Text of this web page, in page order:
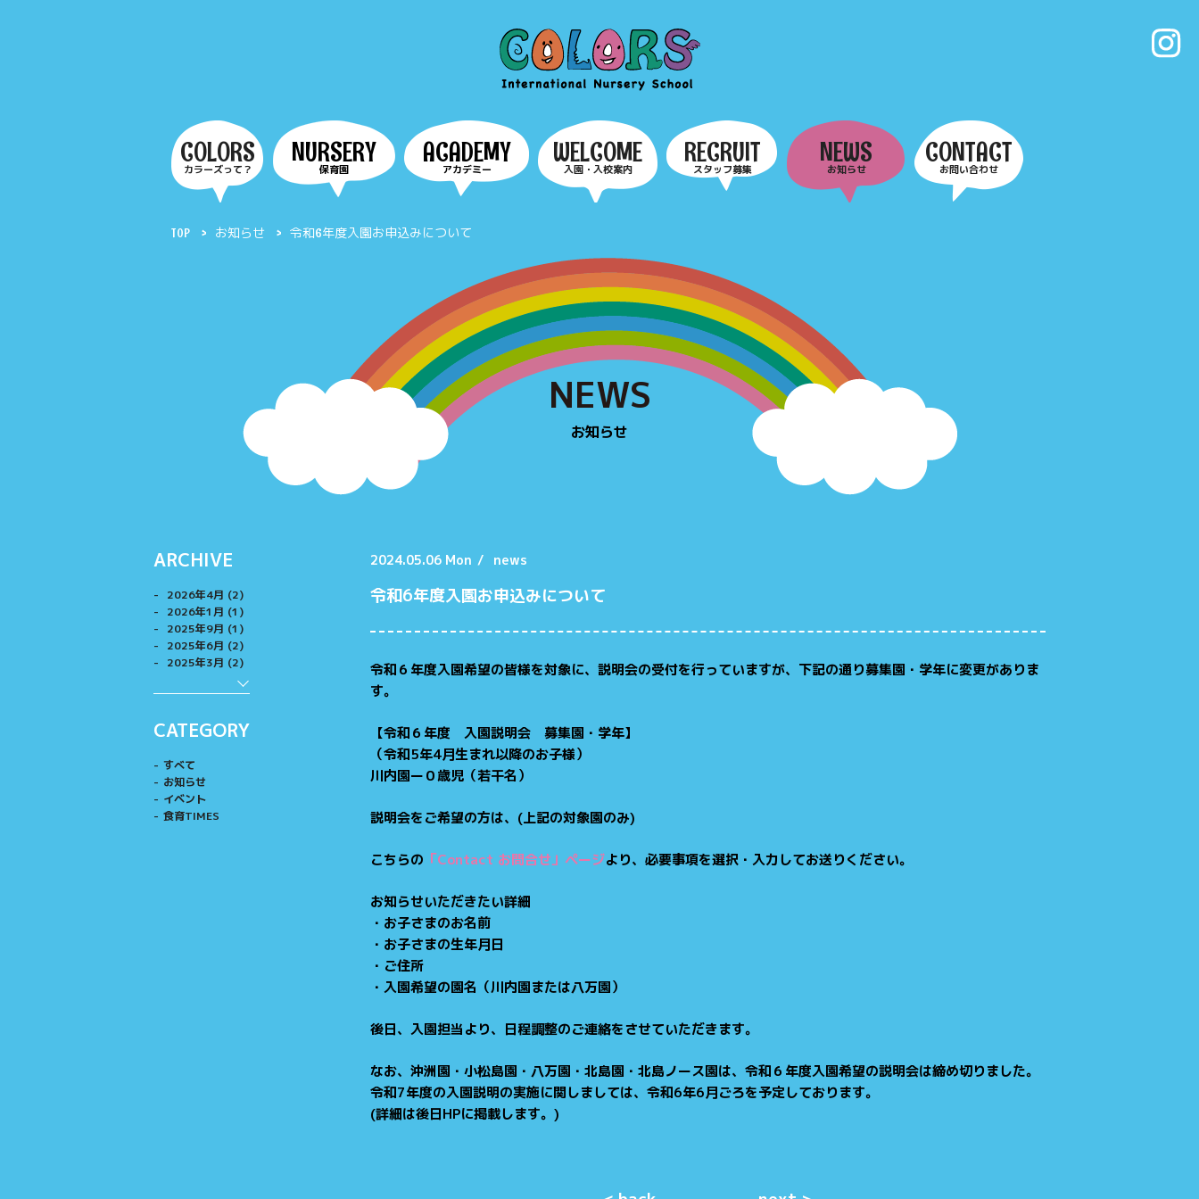
COLORS
カラーズって？
NURSERY
保育園
ACADEMY
アカデミー
WELCOME
入園・入校案内
RECRUIT
スタッフ募集
NEWS
お知らせ
CONTACT
お問い合わせ
TOP お知らせ 令和6年度入園お申込みについて
NEWS
お知らせ
ARCHIVE
2026年4月 (2)
2026年1月 (1)
2025年9月 (1)
2025年6月 (2)
2025年3月 (2)
CATEGORY
すべて
お知らせ
イベント
食育TIMES
2024.05.06 Mon / news
令和6年度入園お申込みについて
令和６年度入園希望の皆様を対象に、説明会の受付を行っていますが、下記の通り募集園・学年に変更がありま
す。
【令和６年度 入園説明会 募集園・学年】
（令和5年4月生まれ以降のお子様）
川内園ー０歳児（若干名）
説明会をご希望の方は、(上記の対象園のみ)
こちらの 「Contact お問合せ」ページより、必要事項を選択・入力してお送りください。
お知らせいただきたい詳細
・お子さまのお名前
・お子さまの生年月日
・ご住所
・入園希望の園名（川内園または八万園）
後日、入園担当より、日程調整のご連絡をさせていただきます。
なお、沖洲園・小松島園・八万園・北島園・北島ノース園は、令和６年度入園希望の説明会は締め切りました。
令和7年度の入園説明の実施に関しましては、令和6年6月ごろを予定しております。
(詳細は後日HPに掲載します。)